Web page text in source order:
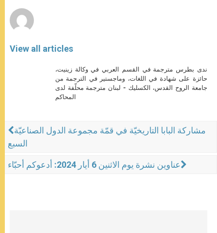
View all articles
ندى بطرس مترجمة في القسم العربي في وكالة زينيت،
حائزة على شهادة في اللغات، وماجستير في الترجمة من
جامعة الروح القدس، الكسليك - لبنان مترجمة محلّفة لدى
المحاكم
مشاركة البابا التاريخيّة في قمّة مجموعة الدول الصناعيّة
السبع
عناوين نشرة يوم الاثنين 6 أيار 2024: أدعوكم أحبّاء